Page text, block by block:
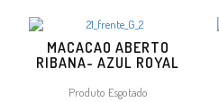
MACACAO ABERTO
RIBANA- AZUL ROYAL
Produto Esgotado